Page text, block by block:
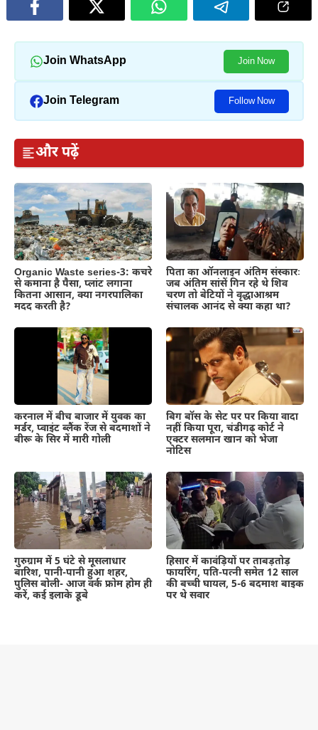
Join WhatsApp Join Now
Join Telegram Follow Now
और पढ़ें
Organic Waste series-3: कचरे
से कमाना है पैसा, प्लांट लगाना
कितना आसान, क्या नगरपालिका
मदद करती है?
पिता का ऑनलाइन अंतिम संस्कारः
जब अंतिम सांसें गिन रहे थे शिव
चरण तो बेटियों ने वृद्धाआश्रम
संचालक आनंद से क्या कहा था?
करनाल में बीच बाजार में युवक का
मर्डर, प्वाइंट ब्लैंक रेंज से बदमाशों ने
बीरू के सिर में मारी गोली
बिग बॉस के सेट पर पर किया वादा
नहीं किया पूरा, चंडीगढ़ कोर्ट ने
एक्टर सलमान खान को भेजा
नोटिस
गुरुग्राम में 5 घंटे से मूसलाधार
बारिश, पानी-पानी हुआ शहर,
पुलिस बोली- आज वर्क फ्रोम होम ही
करें, कई इलाके डूबे
हिसार में कावंड़ियों पर ताबड़तोड़
फायरिंग, पति-पत्नी समेत 12 साल
की बच्ची घायल, 5-6 बदमाश बाइक
पर थे सवार